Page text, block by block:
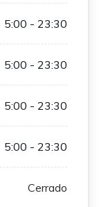
5:00 - 23:30
5:00 - 23:30
5:00 - 23:30
5:00 - 23:30
Cerrado